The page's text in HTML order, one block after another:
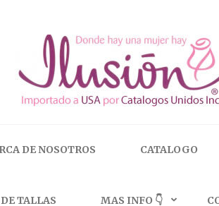
DE NOSOTROS CATALOGO
TALLAS MAS INFO 👇